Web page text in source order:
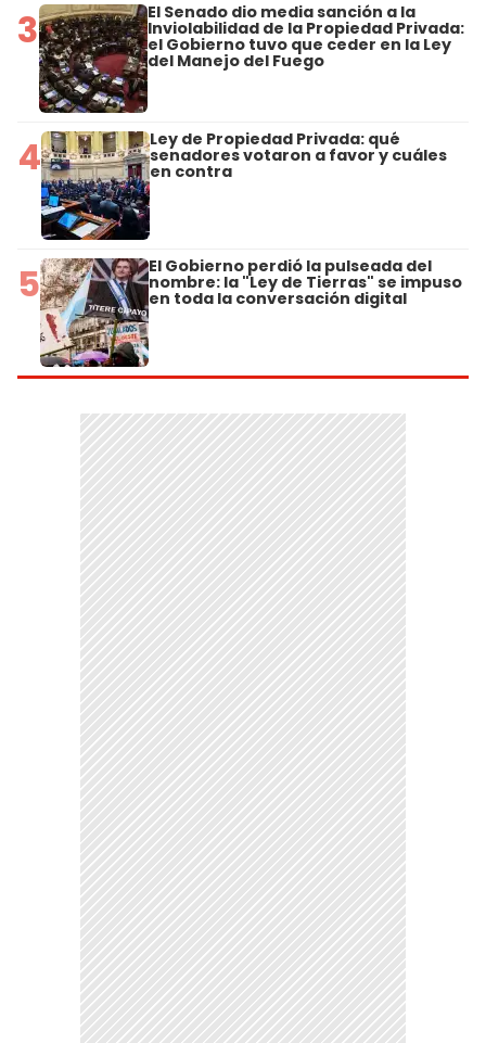
3 El Senado dio media sanción a la
Inviolabilidad de la Propiedad Privada:
el Gobierno tuvo que ceder en la Ley
del Manejo del Fuego
4 Ley de Propiedad Privada: qué
senadores votaron a favor y cuáles
en contra
5 El Gobierno perdió la pulseada del
nombre: la "Ley de Tierras" se impuso
en toda la conversación digital